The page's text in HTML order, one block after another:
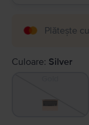
Plătește
Culoare: Silver